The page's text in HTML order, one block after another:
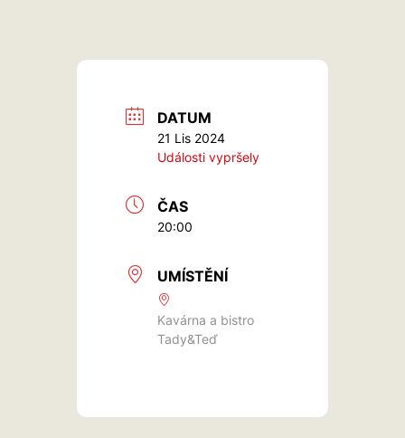
DATUM
21 Lis 2024
Události vypršely
ČAS
20:00
UMÍSTĚNÍ
Kavárna a bistro
Tady&Teď